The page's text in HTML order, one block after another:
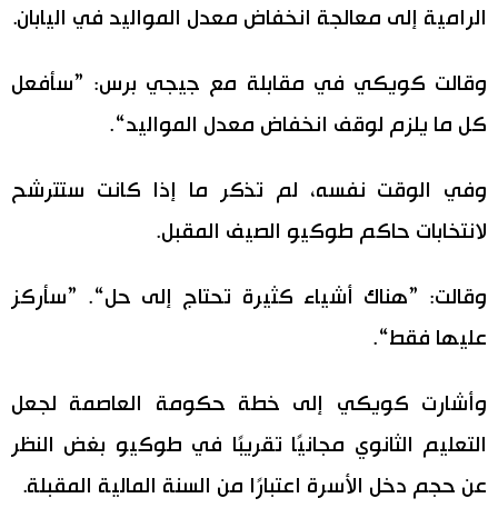
الأقسام
صور
أشخاص
تجارب وآراء
اقتصاد
مجتمع
الأكثر تفاعلا
اللغة اليابانية
موسوعة اليابان
المطبخ الياباني
الرامية إلى معالجة انخفاض معدل المواليد في اليابان.
وقالت كويكي في مقابلة مع جيجي برس: ”سأفعل
كل ما يلزم لوقف انخفاض معدل المواليد“.
وفي الوقت نفسه، لم تذكر ما إذا كانت ستترشح
لانتخابات حاكم طوكيو الصيف المقبل.
وقالت: ”هناك أشياء كثيرة تحتاج إلى حل“. ”سأركز
عليها فقط“.
وأشارت كويكي إلى خطة حكومة العاصمة لجعل
التعليم الثانوي مجانيًا تقريبًا في طوكيو بغض النظر
عن حجم دخل الأسرة اعتبارًا من السنة المالية المقبلة.